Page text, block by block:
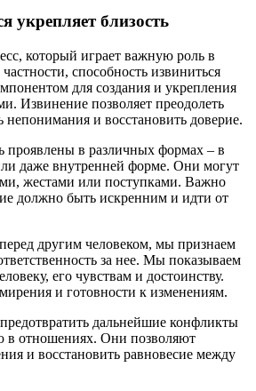
укрепляет близость
который играет важную роль в
способность извиниться
для создания и укрепления
Извинение позволяет преодолеть
и восстановить доверие.
проявлены в различных формах – в
даже внутренней форме. Они могут
жестами или поступками. Важно
должно быть искренним и идти от
другим человеком, мы признаем
за нее. Мы показываем
его чувствам и достоинству.
и готовности к изменениям.
дальнейшие конфликты
в отношениях. Они позволяют
и восстановить равновесие между